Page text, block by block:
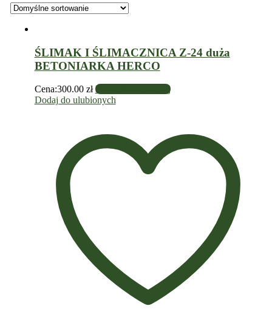
ŚLIMAK I ŚLIMACZNICA Z-24 duża
BETONIARKA HERCO
Cena:300.00 zł Dowiedz się więcej
Dodaj do ulubionych